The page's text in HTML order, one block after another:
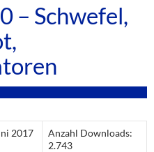
– Schwefel,
2017
Anzahl Downloads:
2.743